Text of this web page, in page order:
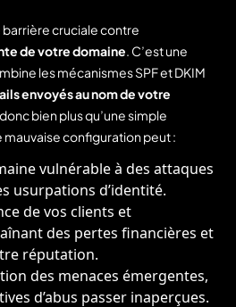
cruciale contre
de votre domaine. C’est une
les mécanismes SPF et DKIM
envoyés au nom de votre
bien plus qu’une simple
configuration peut :
vulnérable à des attaques
usurpations d’identité.
de vos clients et
des pertes financières et
réputation.
des menaces émergentes,
d’abus passer inaperçues.